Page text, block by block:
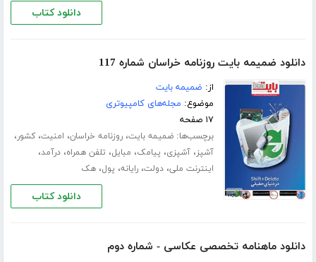
دانلود کتاب
دانلود ضمیمه بایت روزنامه خراسان شماره 117
از: ضمیمه بایت
موضوع: مجله‌های کامپیوتری
۱۷ صفحه
برچسب‌ها:ضمیمه بایت،روزنامه خراسان، امنیت،کشور،
آشپز،آشپزی، پیامک، مبایل، تلفن همراه،درآمد،
اینترنت ملی،دولت،رایانه، پول،هک
دانلود کتاب
دانلود ماهنامه تخصصی عکاسی - شماره دوم